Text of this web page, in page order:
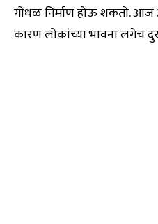
गोंधळ निर्माण होऊ शकतो.
कारण लोकांच्या भावना लगेच